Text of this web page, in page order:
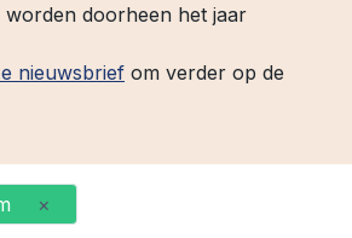
doorheen het jaar
nieuwsbrief om verder op de
×